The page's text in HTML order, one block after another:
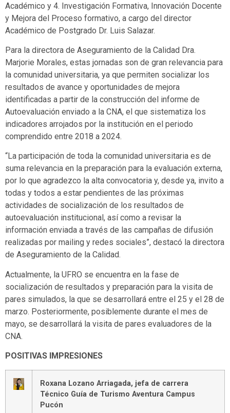
Académico y 4. Investigación Formativa, Innovación Docente
y Mejora del Proceso formativo, a cargo del director
Académico de Postgrado Dr. Luis Salazar.
Para la directora de Aseguramiento de la Calidad Dra.
Marjorie Morales, estas jornadas son de gran relevancia para
la comunidad universitaria, ya que permiten socializar los
resultados de avance y oportunidades de mejora
identificadas a partir de la construcción del informe de
Autoevaluación enviado a la CNA, el que sistematiza los
indicadores arrojados por la institución en el periodo
comprendido entre 2018 a 2024.
“La participación de toda la comunidad universitaria es de
suma relevancia en la preparación para la evaluación externa,
por lo que agradezco la alta convocatoria y, desde ya, invito a
todas y todos a estar pendientes de las próximas
actividades de socialización de los resultados de
autoevaluación institucional, así como a revisar la
información enviada a través de las campañas de difusión
realizadas por mailing y redes sociales”, destacó la directora
de Aseguramiento de la Calidad.
Actualmente, la UFRO se encuentra en la fase de
socialización de resultados y preparación para la visita de
pares simulados, la que se desarrollará entre el 25 y el 28 de
marzo. Posteriormente, posiblemente durante el mes de
mayo, se desarrollará la visita de pares evaluadores de la
CNA.
POSITIVAS IMPRESIONES
Roxana Lozano Arriagada, jefa de carrera
Técnico Guía de Turismo Aventura Campus
Pucón